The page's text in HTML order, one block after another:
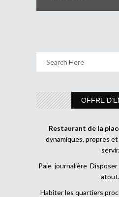
OFFRE
Restaurant de la
dynamiques, propres
servir.
Paie journalière Disposer
atout.
Habiter les quartiers